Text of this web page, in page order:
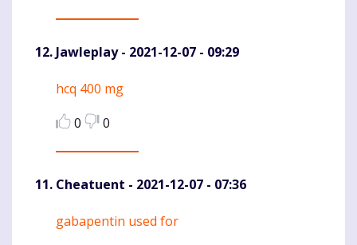
Jawleplay- 2021-12-07 - 09:29
Komentaras
hcq 400 mg
0
0
Cheatuent - 2021-12-07 - 07:36
Komentaras
gabapentin used for